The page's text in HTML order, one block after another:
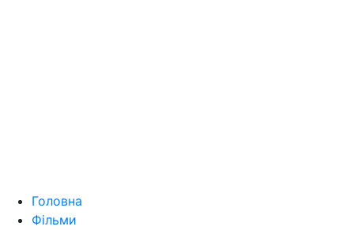
Головна
Фільми